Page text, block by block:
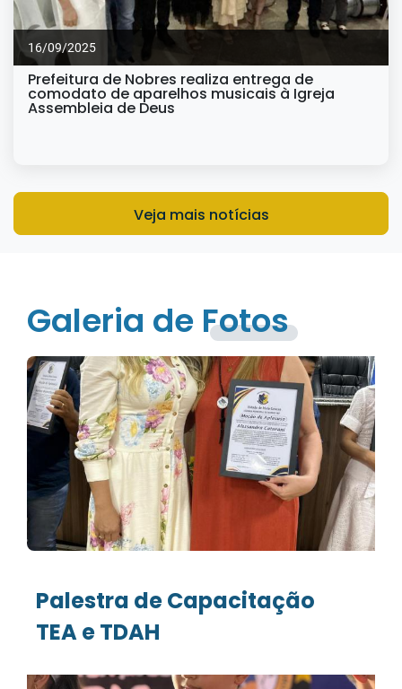
16/09/2025
Prefeitura de Nobres realiza entrega de
comodato de aparelhos musicais à Igreja
Assembleia de Deus
Veja mais notícias
Galeria de Fotos
Palestra de Capacitação
TEA e TDAH